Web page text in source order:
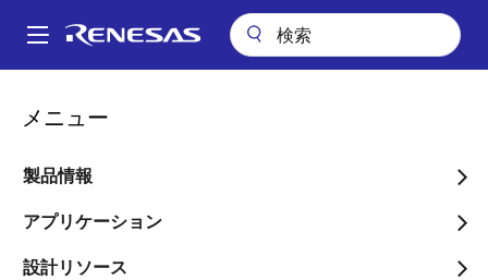
ン
Main
メニュー
製品情報
アプリケーション
設計リソース
パ
ン
く
ず
システムコスト削減のためのローエンドMCUの選択
システムコスト削減のため
のローエンドMCUの選択